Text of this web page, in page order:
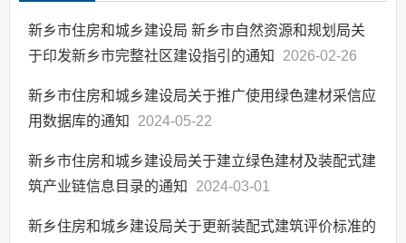
新乡市住房和城乡建设局 新乡市自然资源和规划局关
于印发新乡市完整社区建设指引的通知
2026-02-26
新乡市住房和城乡建设局关于推广使用绿色建材采信应
用数据库的通知
2024-05-22
新乡市住房和城乡建设局关于建立绿色建材及装配式建
筑产业链信息目录的通知
2024-03-01
新乡住房和城乡建设局关于更新装配式建筑评价标准的